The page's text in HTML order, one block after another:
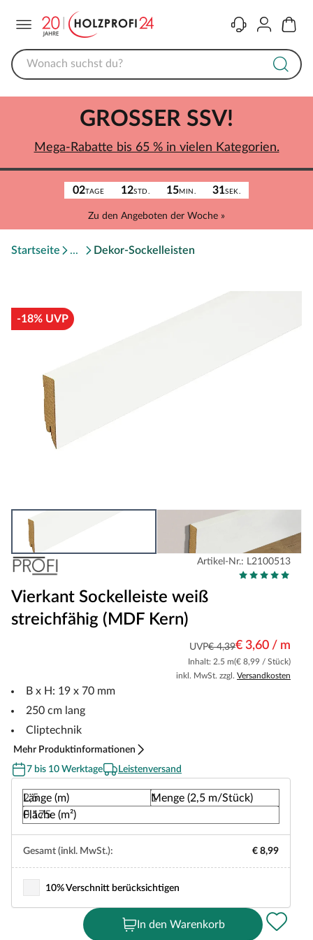
KontaktKonto
02TAGE 12STD. 15MIN. 31SEK.
Zu den Angeboten der Woche »
GROSSER SSV!
Mega-Rabatte bis 65 % in vielen Kategorien.
Startseite Dekor-Sockelleisten
-18% UVP
Artikel-Nr.: L2100513
Vierkant Sockelleiste weiß
streichfähig (MDF Kern)
UVP€ 4,39€ 3,60 / m
Inhalt: 2.5 m(€ 8,99 / Stück)
inkl. MwSt. zzgl. Versandkosten
B x H: 19 x 70 mm
250 cm lang
Cliptechnik
Mehr Produktinformationen
7 bis 10 Werktage
Leistenversand
Länge (m)
Menge (2,5 m/Stück)
Fläche (m²)
Gesamt (inkl. MwSt.): € 8,99
10% Verschnitt berücksichtigen
In den Warenkorb